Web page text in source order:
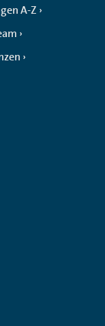
A-Z